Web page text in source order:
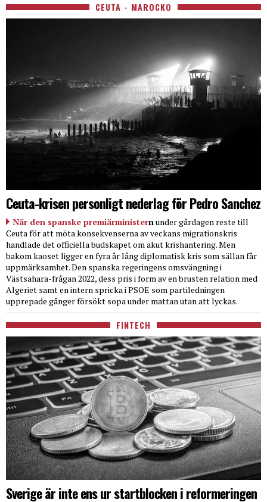
CEUTA - MAROCKO
Ceuta-krisen personligt nederlag för Pedro Sanchez
När den spanske premiärministernunder gårdagen reste till
Ceuta för att möta konsekvenserna av veckans migrationskris
handlade det officiella budskapet om akut krishantering. Men
bakom kaoset ligger en fyra år lång diplomatisk kris som sällan får
uppmärksamhet. Den spanska regeringens omsvängning i
Västsahara-frågan 2022, dess pris i form av en brusten relation med
Algeriet samt en intern spricka i PSOE som partiledningen
upprepade gånger försökt sopa under mattan utan att lyckas.
FINTECH
Sverige är inte ens ur startblocken i reformeringen